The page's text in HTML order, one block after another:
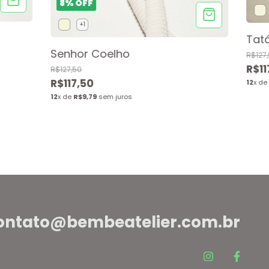
8%OFF
+1
Senhor Coelho
R$127,50
R$117,50
12x deR$9,79sem juros
12x de